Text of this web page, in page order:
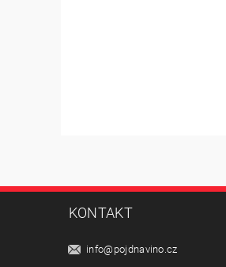
KONTAKT
info@pojdnavino.cz